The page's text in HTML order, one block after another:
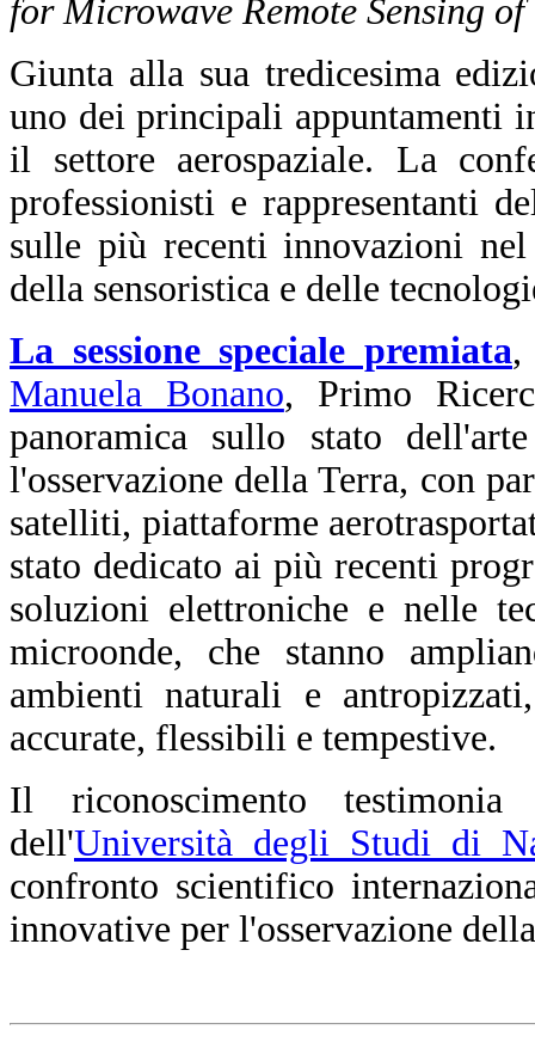
for Microwave Remote Sensing
Giunta alla sua tredicesima
uno dei principali appuntamenti
il settore aerospaziale. La
professionisti e rappresentanti
sulle più recenti innovazioni
della sensoristica e delle
La sessione speciale premiata,
Manuela Bonano, Primo
panoramica sullo stato
l'osservazione della Terra, con
satelliti, piattaforme
stato dedicato ai più recenti
soluzioni elettroniche e nelle
microonde, che stanno
ambienti naturali e
accurate, flessibili e tempestive.
Il riconoscimento
dell'Università degli Studi di
confronto scientifico
innovative per l'osservazione